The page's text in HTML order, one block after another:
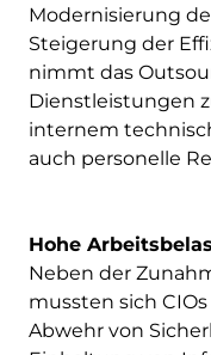
Modernisierung
Steigerung der
nimmt das
Dienstleistungen
internem
auch personelle
Hohe
Neben der
mussten sich
Abwehr von